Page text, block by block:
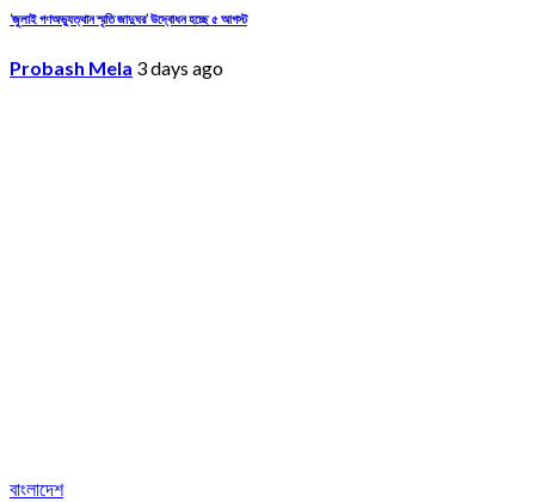
‘জুলাই গণঅভ্যুত্থান স্মৃতি জাদুঘর’ উদ্বোধন হচ্ছে ৫ আগস্ট
Probash Mela 3 days ago
বাংলাদেশ